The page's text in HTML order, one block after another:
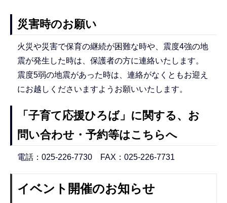
災害時のお願い
火災や災害で保育の継続が困難な時や、震度4強の地
震が発生した時は、保護者の方に連絡いたします。
震度5弱の地震があった時は、連絡がなくともお迎え
にお越しくださいますようお願いいたします。
「子育て応援ひろば」に関する、お
問い合わせ・予約等はこちらへ
電話：025-226-7730 FAX：025-226-7731
イベント開催のお知らせ